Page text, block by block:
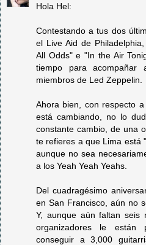
Hola Hel:
Contestando a tus dos
el Live Aid de
All Odds" e "In the Air
tiempo para
miembros de Led Zeppelin.
Ahora bien, con respecto
está cambiando, no lo
constante cambio, de una
te refieres a que Lima está
aunque no sea
a los Yeah Yeah Yeahs.
Del cuadragésimo
en San Francisco, aún no
Y, aunque aún faltan seis
organizadores le están
conseguir a 3,000